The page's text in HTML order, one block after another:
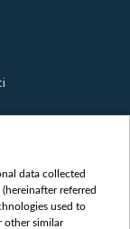
data collected
referred
used to
other similar